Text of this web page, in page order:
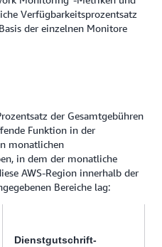
Verfügbarkeitsprozentsatz
der einzelnen Monitore
der Gesamtgebühren
Funktion in der
monatlichen
in dem der monatliche
AWS-Region innerhalb der
Bereiche lag:
Dienstgutschrift-